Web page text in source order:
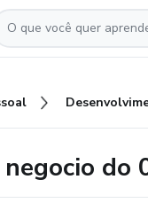
do